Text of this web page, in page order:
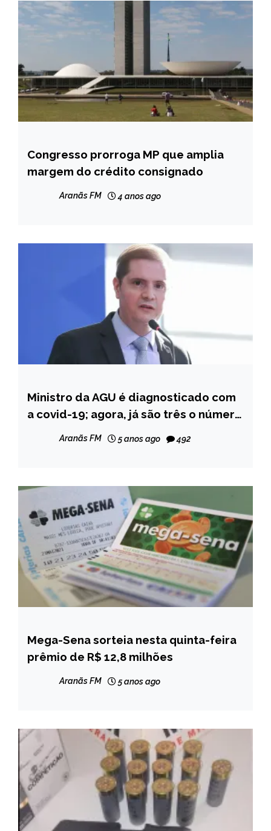
BRASIL
NOTÍCIAS
Congresso prorroga MP que amplia
margem do crédito consignado
Aranãs FM 4 anos ago
BRASIL
NOTÍCIAS
Ministro da AGU é diagnosticado com
a covid-19; agora, já são três o número
Aranãs FM 5 anos ago 492
BRASIL
NOTÍCIAS
Mega-Sena sorteia nesta quinta-feira
prêmio de R$ 12,8 milhões
Aranãs FM 5 anos ago